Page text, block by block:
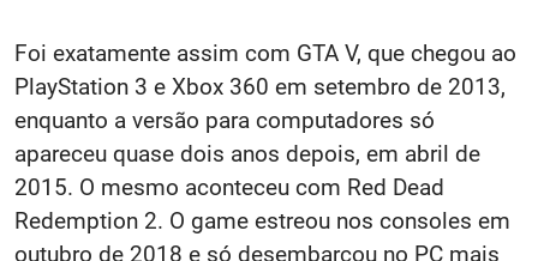
Foi exatamente assim com GTA V, que chegou ao
PlayStation 3 e Xbox 360 em setembro de 2013,
enquanto a versão para computadores só
apareceu quase dois anos depois, em abril de
2015. O mesmo aconteceu com Red Dead
Redemption 2. O game estreou nos consoles em
outubro de 2018 e só desembarcou no PC mais